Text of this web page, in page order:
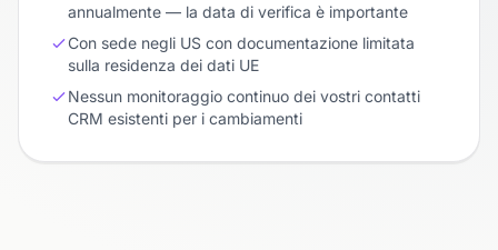
annualmente — la data di verifica è importante
Con sede negli US con documentazione limitata
sulla residenza dei dati UE
Nessun monitoraggio continuo dei vostri contatti
CRM esistenti per i cambiamenti